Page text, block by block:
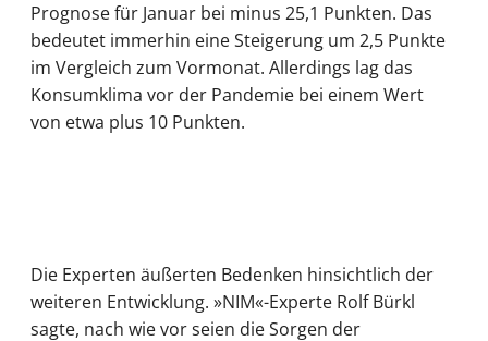
Prognose für Januar bei minus 25,1 Punkten. Das
bedeutet immerhin eine Steigerung um 2,5 Punkte
im Vergleich zum Vormonat. Allerdings lag das
Konsumklima vor der Pandemie bei einem Wert
von etwa plus 10 Punkten.
Die Experten äußerten Bedenken hinsichtlich der
weiteren Entwicklung. »NIM«-Experte Rolf Bürkl
sagte, nach wie vor seien die Sorgen der